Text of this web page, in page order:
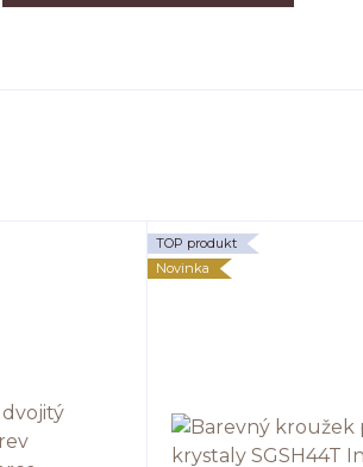
TOP produkt
Novinka